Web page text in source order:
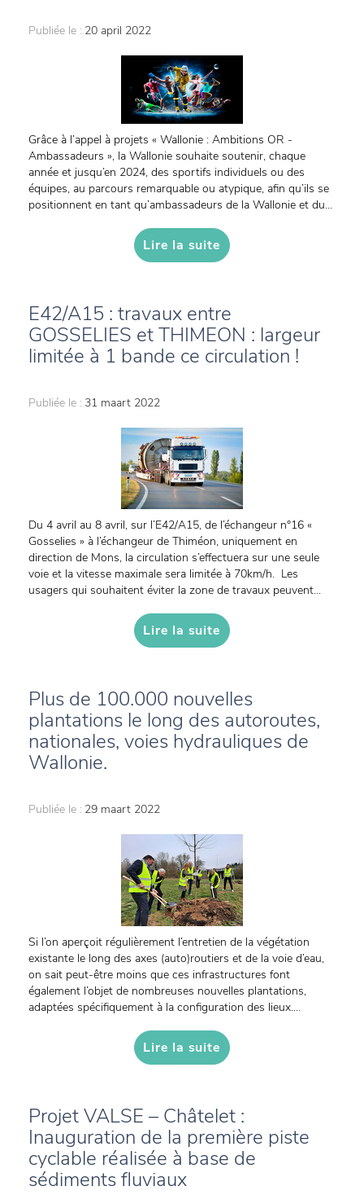
Publiée le : 20 april 2022
Grâce à l’appel à projets « Wallonie : Ambitions OR -
Ambassadeurs », la Wallonie souhaite soutenir, chaque
année et jusqu’en 2024, des sportifs individuels ou des
équipes, au parcours remarquable ou atypique, afin qu’ils se
positionnent en tant qu’ambassadeurs de la Wallonie et du...
Lire la suite
E42/A15 : travaux entre
GOSSELIES et THIMEON : largeur
limitée à 1 bande ce circulation !
Publiée le : 31 maart 2022
Du 4 avril au 8 avril, sur l’E42/A15, de l’échangeur n°16 «
Gosselies » à l’échangeur de Thiméon, uniquement en
direction de Mons, la circulation s’effectuera sur une seule
voie et la vitesse maximale sera limitée à 70km/h. Les
usagers qui souhaitent éviter la zone de travaux peuvent...
Lire la suite
Plus de 100.000 nouvelles
plantations le long des autoroutes,
nationales, voies hydrauliques de
Wallonie.
Publiée le : 29 maart 2022
Si l’on aperçoit régulièrement l’entretien de la végétation
existante le long des axes (auto)routiers et de la voie d’eau,
on sait peut-être moins que ces infrastructures font
également l’objet de nombreuses nouvelles plantations,
adaptées spécifiquement à la configuration des lieux....
Lire la suite
Projet VALSE – Châtelet :
Inauguration de la première piste
cyclable réalisée à base de
sédiments fluviaux